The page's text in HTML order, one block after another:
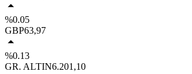
%0.05
GBP63,97
%0.13
GR. ALTIN6.201,10